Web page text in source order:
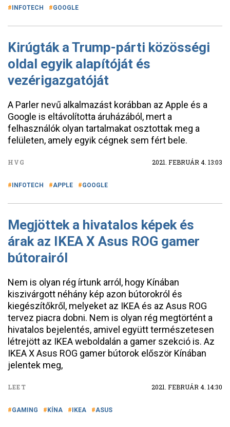
INFOTECH GOOGLE
Kirúgták a Trump-párti közösségi
oldal egyik alapítóját és
vezérigazgatóját
A Parler nevű alkalmazást korábban az Apple és a
Google is eltávolította áruházából, mert a
felhasználók olyan tartalmakat osztottak meg a
felületen, amely egyik cégnek sem fért bele.
HVG 2021. FEBRUÁR 4. 13:03
INFOTECH APPLE GOOGLE
Megjöttek a hivatalos képek és
árak az IKEA X Asus ROG gamer
bútorairól
Nem is olyan rég írtunk arról, hogy Kínában
kiszivárgott néhány kép azon bútorokról és
kiegészítőkről, melyeket az IKEA és az Asus ROG
tervez piacra dobni. Nem is olyan rég megtörtént a
hivatalos bejelentés, amivel együtt természetesen
létrejött az IKEA weboldalán a gamer szekció is. Az
IKEA X Asus ROG gamer bútorok először Kínában
jelentek meg,
LEET 2021. FEBRUÁR 4. 14:30
GAMING KÍNA IKEA ASUS